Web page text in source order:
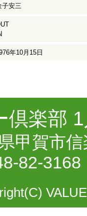
子安三
年10月15日
倶楽部
甲賀市
82-3168